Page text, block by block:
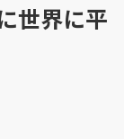
世界に平